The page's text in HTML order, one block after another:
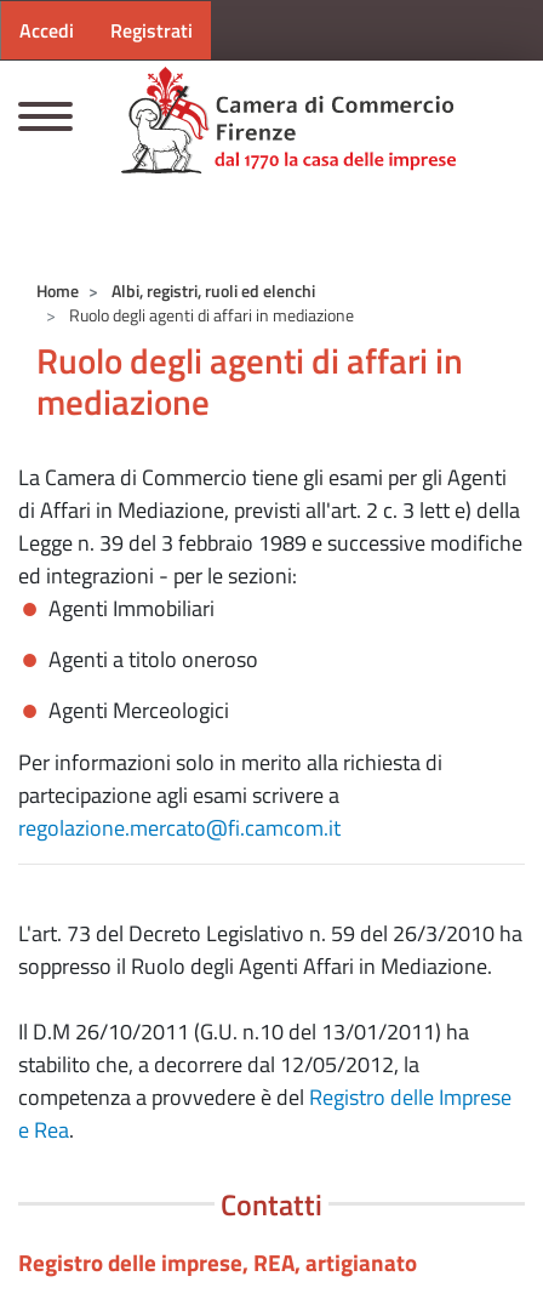
Menu profilo utente
Accedi Registrati
Home
Albi, registri, ruoli ed elenchi
Ruolo degli agenti di affari in mediazione
Ruolo degli agenti di affari in
mediazione
La Camera di Commercio tiene gli esami per gli Agenti
di Affari in Mediazione, previsti all'art. 2 c. 3 lett e) della
Legge n. 39 del 3 febbraio 1989 e successive modifiche
ed integrazioni - per le sezioni:
Agenti Immobiliari
Agenti a titolo oneroso
Agenti Merceologici
Per informazioni solo in merito alla richiesta di
partecipazione agli esami scrivere a
regolazione.mercato@fi.camcom.it
L'art. 73 del Decreto Legislativo n. 59 del 26/3/2010 ha
soppresso il Ruolo degli Agenti Affari in Mediazione.
Il D.M 26/10/2011 (G.U. n.10 del 13/01/2011) ha
stabilito che, a decorrere dal 12/05/2012, la
competenza a provvedere è del Registro delle Imprese
e Rea.
Contatti
Registro delle imprese, REA, artigianato